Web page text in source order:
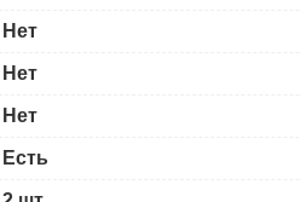
Нет
Нет
Нет
Есть